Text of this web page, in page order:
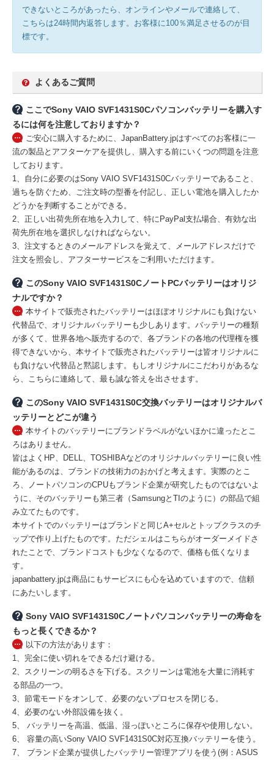
できないところがあったら、オンラインやメールで連絡して、
こちらは24時間内返答します。お客様に100％満足させるのが目
標です。
よくあるご質問
ここでSony VAIO SVF1431S0Cパソコンバッテリーを購入す
るには何を注意しておりますか？
ご安心に購入するために、JapanBattery.jpはすべてのお客様に一
流の製品とアフターケアを提供し、購入する前にいくつの問題を注意
しております。
1、自分に必要のはSony VAIO SVF1431S0Cバッテリーであること、
過ちを防ぐため、ご注文時の型番を付記し、正しい電池を購入したか
どうかを判断することができる。
2、正しい出荷先所在地を入力して、特にPayPal支払場合、有効な出
荷先所在地を選択しなければならない。
3、注文するときのメールアドレスを覚えて、メールアドレスだけで
注文を照会し、アフターサービスをご利用いただけます。
このSony VAIO SVF1431S0CノートPCバッテリーはオリジ
ナルですか？
本サイトで販売されたバッテリーはほぼオリジナルにも負けない
代替品で、オリジナルバッテリーも少しあります。バッテリーの種類
が多くて、世界各地へ販売するので、各ブランドの各地の代理権を獲
得できないから、本サイトで販売されたバッテリーは皆オリジナルに
も負けない代替品と黙認します。もしオリジナルにこだわりがあるな
ら、こちらに連絡して、最も誠な答えを出させます。
このSony VAIO SVF1431S0C交換バッテリーはオリジナルバ
ッテリーとどこが違う
本サイトのバッテリーにブランドラベルがないほかに違ったとこ
ろはありません。
皆はよくHP、DELL、TOSHIBAなどのオリジナルバッテリーに良い性
能があるのは、ブランドの技術力のおかげと考えます。実際のとこ
ろ、ノートパソコンのCPUもブランド企業が研究したものではないよ
うに、そのバッテリーも第三者（SamsungとTIのように）の部品で組
み立てたものです。
本サイトでのバッテリーはブランドと同じA+セルとトップクラスのチ
ップで作り上げたものです。ただシェルはこちらがオーダーメイドさ
れたことで、ブランドコストも少なくなるので、価格も低くなりま
す。
japanbattery.jpは商品にもサービスにも心を込めていますので、信頼
にあたいします。
Sony VAIO SVF1431S0Cノートパソコンバッテリーの寿命を
もっと長くできるか？
以下の方法があります：
1、完全に使い切れをできるだけ避ける。
2、スクリーンの明るさを下げる。スクリーンは電池を大量に消耗す
る部品の一つ。
3、節電モードをオンして、必要のないプロセスを閉じる。
4、必要のない外部設備を抜く。
5、 バッテリーを高温、低温、湿っぽいところに保存や使用しない。
6、 容量の高いSony VAIO SVF1431S0C対応互換バッテリーを使う。
7、 ブランド企業が提供したバッテリー管理アプリを使う(例：ASUS